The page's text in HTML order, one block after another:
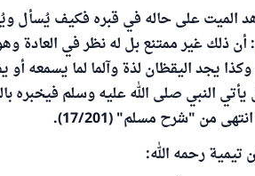
الميت على حاله في قبره فكيف يُسأل
ذلك غير ممتنع بل له نظر في العادة وهو
يجد اليقظان لذة وآلما لما يسمعه
يأتي النبي صلى الله عليه وسلم فيخبره
من "شرح مسلم" (17/201).
تيمية رحمه الله: